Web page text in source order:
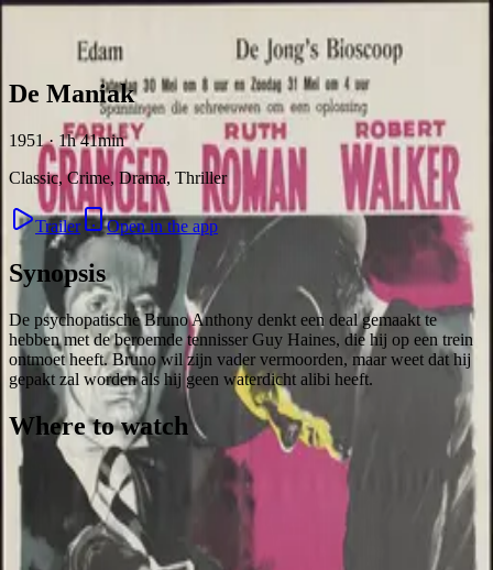
Skip to content
De Maniak
1951 · 1h 41min
Classic, Crime, Drama, Thriller
Trailer Open in the app
Synopsis
De psychopatische Bruno Anthony denkt een deal gemaakt te
hebben met de beroemde tennisser Guy Haines, die hij op een trein
ontmoet heeft. Bruno wil zijn vader vermoorden, maar weet dat hij
gepakt zal worden als hij geen waterdicht alibi heeft.
Where to watch
Contact FeedbackPrivacy
Byoscoop· Boydroid B.V.